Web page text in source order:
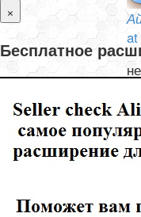
at
Олеся и
не могу
×
Бесплатное